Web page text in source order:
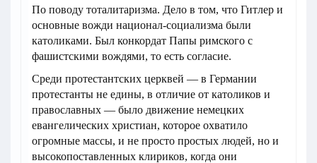
По поводу тоталитаризма. Дело в том, что Гитлер и
основные вожди национал-социализма были
католиками. Был конкордат Папы римского с
фашистскими вождями, то есть согласие.
Среди протестантских церквей — в Германии
протестанты не едины, в отличие от католиков и
православных — было движение немецких
евангелических христиан, которое охватило
огромные массы, и не просто простых людей, но и
высокопоставленных клириков, когда они